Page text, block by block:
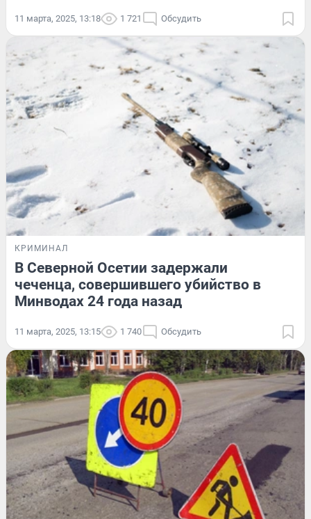
11 марта, 2025, 13:18 1 721 Обсудить
КРИМИНАЛ
В Северной Осетии задержали
чеченца, совершившего убийство в
Минводах 24 года назад
11 марта, 2025, 13:15 1 740 Обсудить